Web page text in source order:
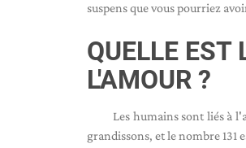
suspens que vous pourriez
QUELLE
L'AMOUR ?
Les humains sont liés à
grandissons, et le nombre 131